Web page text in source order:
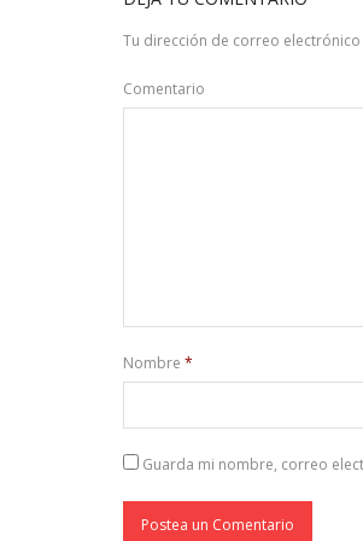
Tu dirección de correo
Comentario
Nombre *
Guarda mi nombre, correo